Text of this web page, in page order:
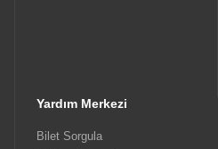
Yardım Merkezi
Bilet Sorgula